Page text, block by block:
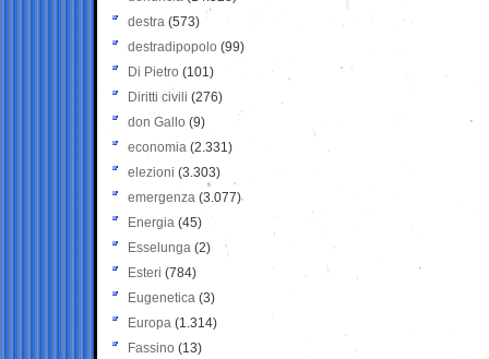
destra (573)
destradipopolo (99)
Di Pietro (101)
Diritti civili (276)
don Gallo (9)
economia (2.331)
elezioni (3.303)
emergenza (3.077)
Energia (45)
Esselunga (2)
Esteri (784)
Eugenetica (3)
Europa (1.314)
Fassino (13)